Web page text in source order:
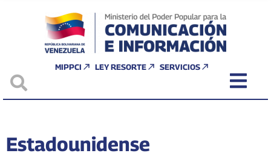
MIPPCI LEY RESORTE SERVICIOS
Estadounidense